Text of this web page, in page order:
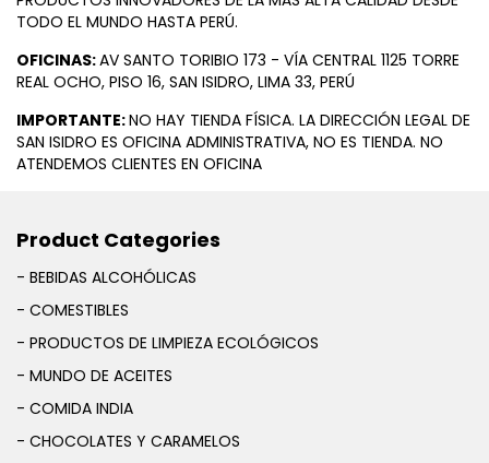
TODO EL MUNDO HASTA PERÚ.
OFICINAS:AV SANTO TORIBIO 173 - VÍA CENTRAL 1125 TORRE
REAL OCHO, PISO 16, SAN ISIDRO, LIMA 33, PERÚ
IMPORTANTE:NO HAY TIENDA FÍSICA. LA DIRECCIÓN LEGAL DE
SAN ISIDRO ES OFICINA ADMINISTRATIVA, NO ES TIENDA. NO
ATENDEMOS CLIENTES EN OFICINA
Product Categories
- BEBIDAS ALCOHÓLICAS
- COMESTIBLES
- PRODUCTOS DE LIMPIEZA ECOLÓGICOS
- MUNDO DE ACEITES
- COMIDA INDIA
- CHOCOLATES Y CARAMELOS